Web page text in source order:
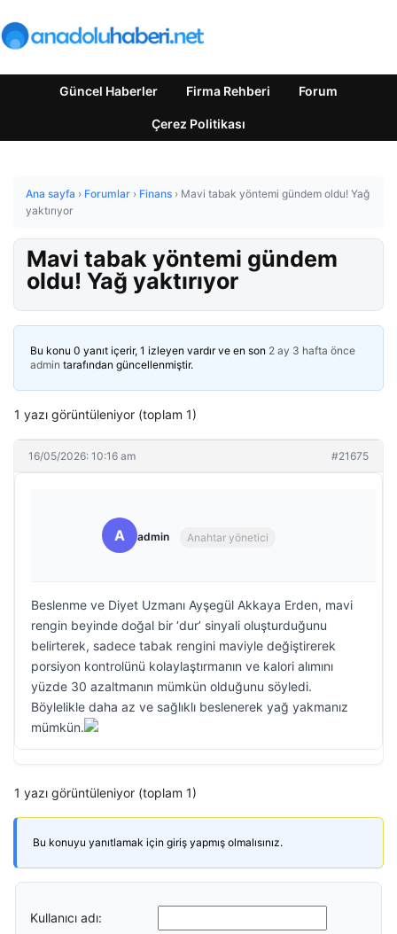
Güncel Haberler Firma Rehberi Forum
Çerez Politikası
Ana sayfa › Forumlar › Finans › Mavi tabak yöntemi gündem oldu! Yağ
yaktırıyor
Mavi tabak yöntemi gündem
oldu! Yağ yaktırıyor
Bu konu 0 yanıt içerir, 1 izleyen vardır ve en son 2 ay 3 hafta önce
admin tarafından güncellenmiştir.
1 yazı görüntüleniyor (toplam 1)
16/05/2026: 10:16 am #21675
A admin Anahtar yönetici
Beslenme ve Diyet Uzmanı Ayşegül Akkaya Erden, mavi
rengin beyinde doğal bir ‘dur’ sinyali oluşturduğunu
belirterek, sadece tabak rengini maviyle değiştirerek
porsiyon kontrolünü kolaylaştırmanın ve kalori alımını
yüzde 30 azaltmanın mümkün olduğunu söyledi.
Böylelikle daha az ve sağlıklı beslenerek yağ yakmanız
mümkün.
1 yazı görüntüleniyor (toplam 1)
Bu konuyu yanıtlamak için giriş yapmış olmalısınız.
Kullanıcı adı: